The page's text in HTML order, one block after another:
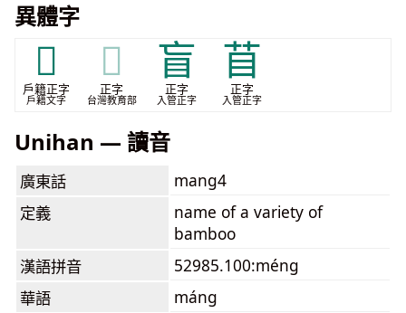
異體字
𥭮
戶籍正字
戶籍文字
𥭮
正字
台灣教育部
盲
正字
入管正字
苜
正字
入管正字
Unihan — 讀音
廣東話
mang4
定義
name of a variety of
bamboo
漢語拼音
52985.100:méng
華語
máng